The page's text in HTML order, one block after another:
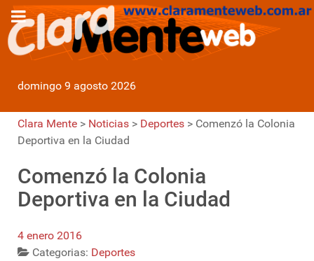
domingo 9 agosto 2026
Clara Mente > Noticias > Deportes > Comenzó la Colonia
Deportiva en la Ciudad
Comenzó la Colonia
Deportiva en la Ciudad
4 enero 2016
Categorias: Deportes